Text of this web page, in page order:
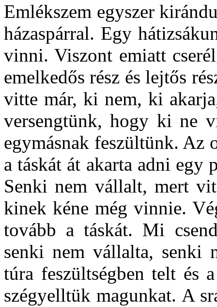
Emlékszem egyszer
házaspárral. Egy
vinni. Viszont emiatt
emelkedős rész és lejtős
vitte már, ki nem, ki
versengtünk, hogy ki ne
egymásnak feszültünk.
a táskát át akarta adni egy
Senki nem vállalt, mert
kinek kéne még vinnie.
tovább a táskát. Mi
senki nem vállalta, senki
túra feszültségben telt és
szégyelltük magunkat. A